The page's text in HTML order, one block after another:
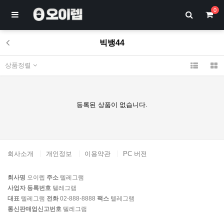
0
빅뱅44
상품정렬
등록된 상품이 없습니다.
회사소개 개인정보 이용약관 PC 버전
회사명 오이렙 주소 텔레그램
사업자 등록번호 텔레그램
대표 텔레그램 전화 02-888-8888 팩스 텔레그램
통신판매업신고번호 텔레그램